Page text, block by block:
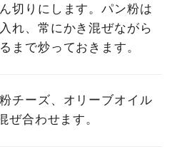
切りにします。パン粉は
れ、常にかき混ぜながら
まで炒っておきます。
チーズ、オリーブオイル
ぜ合わせます。